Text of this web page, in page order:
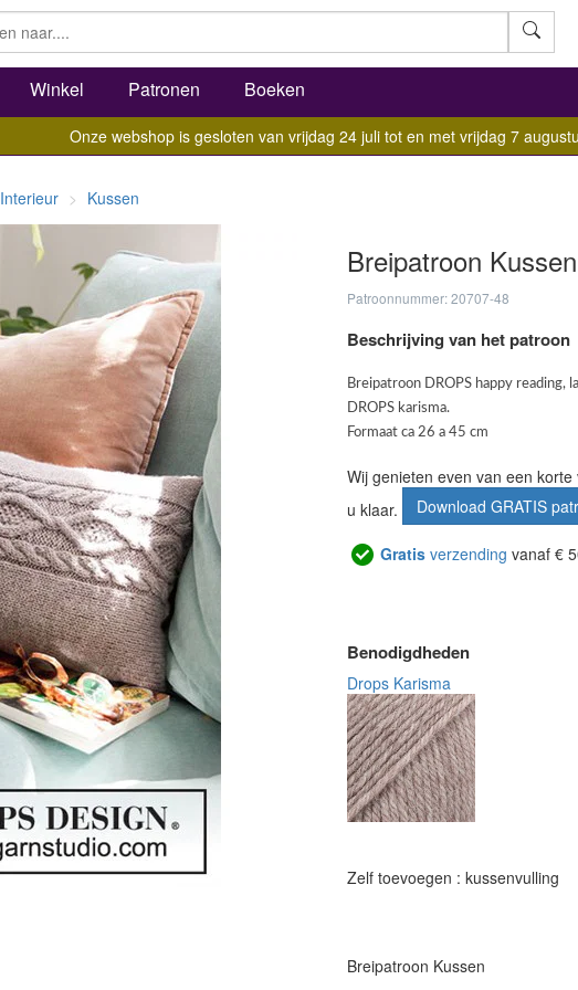
Winkel Patronen Boeken
Onze webshop is gesloten van vrijdag 24 juli tot en met vrijdag 7
Interieur Kussen
Breipatroon Kussen
Patroonnummer: 20707-48
Beschrijving van het patroon
Breipatroon DROPS happy reading,
DROPS karisma.
Formaat ca 26 a 45 cm
Wij genieten even van een
u klaar.
Download GRATIS
Gratis verzending vanaf €
Benodigdheden
Drops Karisma
Zelf toevoegen : kussenvulling
Breipatroon Kussen